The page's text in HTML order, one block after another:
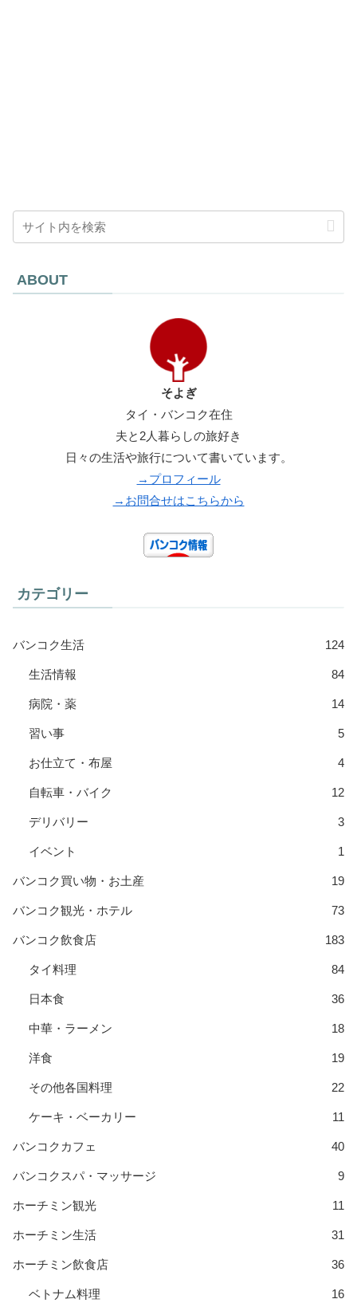
ABOUT
そよぎ
タイ・バンコク在住
夫と2人暮らしの旅好き
日々の生活や旅行について書いています。
→プロフィール
→お問合せはこちらから
カテゴリー
バンコク生活 124
生活情報 84
病院・薬 14
習い事 5
お仕立て・布屋 4
自転車・バイク 12
デリバリー 3
イベント 1
バンコク買い物・お土産 19
バンコク観光・ホテル 73
バンコク飲食店 183
タイ料理 84
日本食 36
中華・ラーメン 18
洋食 19
その他各国料理 22
ケーキ・ベーカリー 11
バンコクカフェ 40
バンコクスパ・マッサージ 9
ホーチミン観光 11
ホーチミン生活 31
ホーチミン飲食店 36
ベトナム料理 16